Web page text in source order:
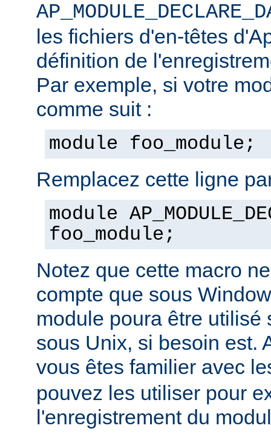
les fichiers d'en-têtes
définition de
Par exemple, si votre
comme suit :
module foo_module;
Remplacez cette ligne
module
foo_module;
Notez que cette macro
compte que sous
module poura être utilisé
sous Unix, si besoin est.
vous êtes familier avec
pouvez les utiliser pour
l'enregistrement du